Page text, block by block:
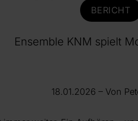
BERICHT
Ensemble KNM spielt
18.01.2026 – Von